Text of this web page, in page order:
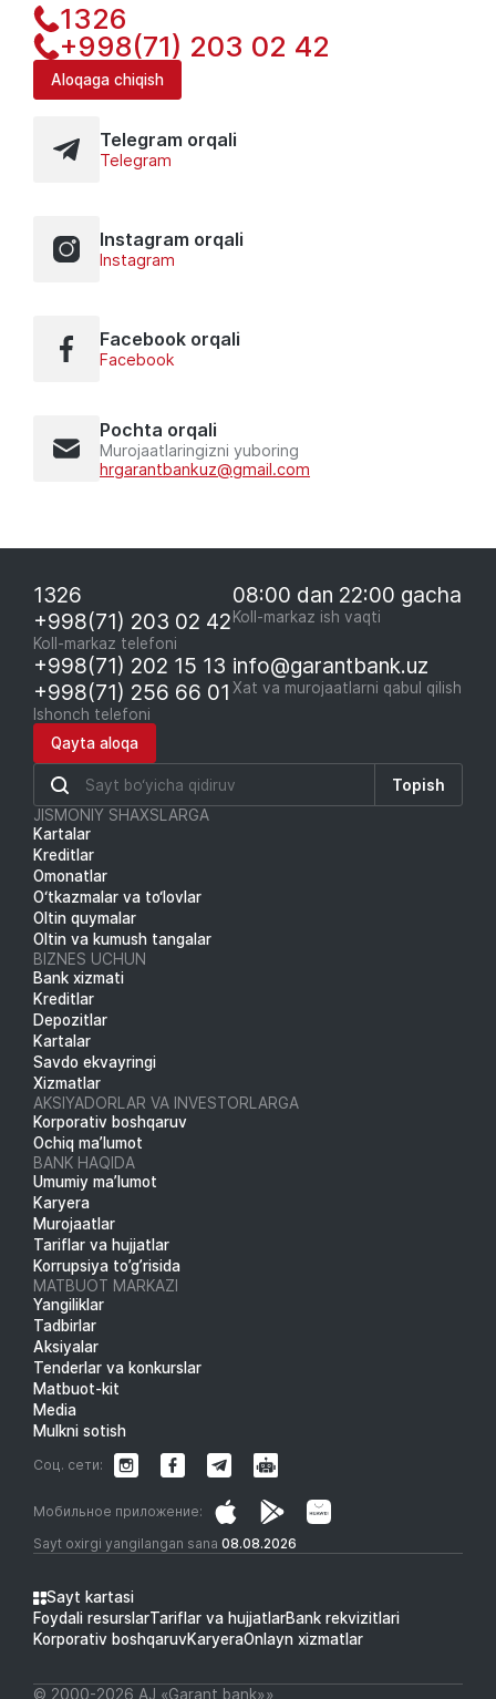
1326
+998(71) 203 02 42
Aloqaga chiqish
Telegram orqali
Telegram
Instagram orqali
Instagram
Facebook orqali
Facebook
Pochta orqali
Murojaatlaringizni yuboring
hrgarantbankuz@gmail.com
1326
+998(71) 203 02 42
Koll-markaz telefoni
08:00 dan 22:00 gacha
Koll-markaz ish vaqti
+998(71) 202 15 13
+998(71) 256 66 01
Ishonch telefoni
info@garantbank.uz
Xat va murojaatlarni qabul qilish
Qayta aloqa
Topish
JISMONIY SHAXSLARGA
Kartalar
Kreditlar
Omonatlar
O‘tkazmalar va to‘lovlar
Oltin quymalar
Oltin va kumush tangalar
BIZNES UCHUN
Bank xizmati
Kreditlar
Depozitlar
Kartalar
Savdo ekvayringi
Xizmatlar
AKSIYADORLAR VA INVESTORLARGA
Korporativ boshqaruv
Ochiq ma’lumot
BANK HAQIDA
Umumiy ma’lumot
Karyera
Murojaatlar
Tariflar va hujjatlar
Korrupsiya to’g’risida
MATBUOT MARKAZI
Yangiliklar
Tadbirlar
Aksiyalar
Tenderlar va konkurslar
Matbuot-kit
Media
Mulkni sotish
Sayt oxirgi yangilangan sana 08.08.2026
Мобильное приложение:
Соц. сети:
Sayt kartasi
Foydali resurslarTariflar va hujjatlarBank rekvizitlari
Korporativ boshqaruvKaryeraOnlayn xizmatlar
© 2000-2026 АJ «Garant bank»»